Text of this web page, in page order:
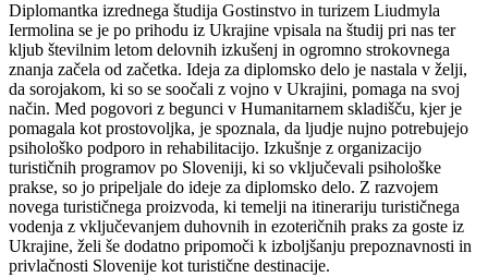
Diplomantka izrednega študija Gostinstvo in turizem Liudmyla
Iermolina se je po prihodu iz Ukrajine vpisala na študij pri nas ter
kljub številnim letom delovnih izkušenj in ogromno strokovnega
znanja začela od začetka. Ideja za diplomsko delo je nastala v želji,
da sorojakom, ki so se soočali z vojno v Ukrajini, pomaga na svoj
način. Med pogovori z begunci v Humanitarnem skladišču, kjer je
pomagala kot prostovoljka, je spoznala, da ljudje nujno potrebujejo
psihološko podporo in rehabilitacijo. Izkušnje z organizacijo
turističnih programov po Sloveniji, ki so vključevali psihološke
prakse, so jo pripeljale do ideje za diplomsko delo. Z razvojem
novega turističnega proizvoda, ki temelji na itinerariju turističnega
vodenja z vključevanjem duhovnih in ezoteričnih praks za goste iz
Ukrajine, želi še dodatno pripomoči k izboljšanju prepoznavnosti in
privlačnosti Slovenije kot turistične destinacije.